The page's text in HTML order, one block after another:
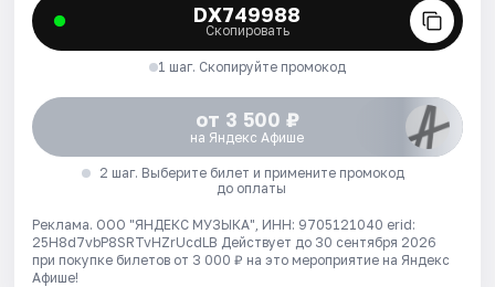
DX749988
Скопировать
1 шаг. Скопируйте промокод
от 3 500 ₽
на Яндекс Афише
2 шаг. Выберите билет и примените промокод
до оплаты
Реклама. ООО "ЯНДЕКС МУЗЫКА", ИНН: 9705121040 erid:
25H8d7vbP8SRTvHZrUcdLB Действует до 30 сентября 2026
при покупке билетов от 3 000 ₽ на это мероприятие на Яндекс
Афише!